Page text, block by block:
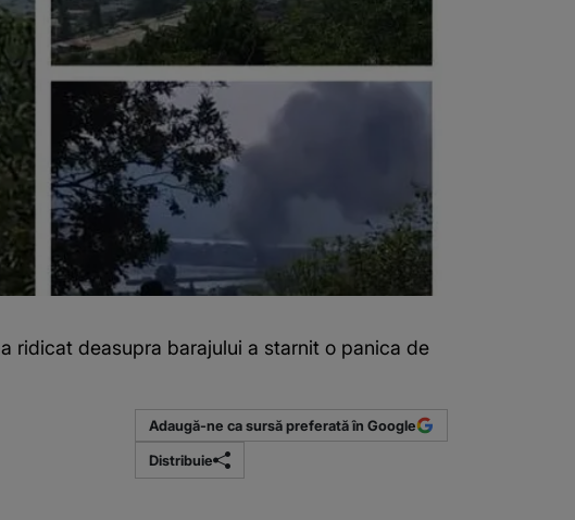
ridicat deasupra barajului a starnit o panica de
Adaugă-ne ca sursă preferată în Google
Distribuie